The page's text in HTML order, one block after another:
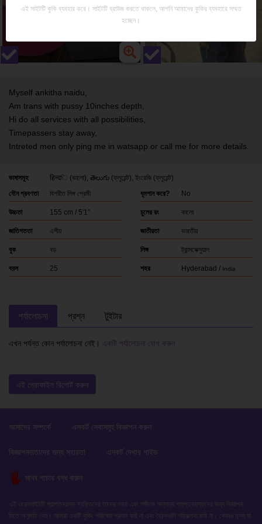
Myself ankitha naidu,
Am trans with pussy 10inches depth,
Hi do all services with all possibilities,
Timepassers stay away,
Intreted men only ping me in watsapp or call me for more details.
ভাষাসমূহ हिन्दি (ভালো) తెలుగు (ফ্লুয়েন্ট) ইংরেজি (ফ্লুয়েন্ট)
যৌন প্রবণতা
বিপরীত লিঙ্গ প্রেমী
উচ্চতা 155 cm / 5′1″
জাতিগততা এশীয়
বুক বড়
বয়স 25
ধূমপান করে? No
চুলের রং কালো
জাতীয়তা ভারতীয়
লিঙ্গ ট্রান্সসেক্সুয়াল
শহর Hyderabad / India
পর্যালোচনা প্রশ্ন টুইটার
এখন পর্যন্ত কোন পর্যালোচনা নেই। একটি পর্যালোচনা যোগ করুন
এই প্রোফাইল রিপোর্ট করুন
আমাদের সম্পর্কে এসকর্ট সেবাসমূহ বিজ্ঞাপন করুন
বিজ্ঞাপনদাতাদের জন্য সহায়তা এসকর্ট দেখার গাইড
মানব পাচার বন্ধ করুন
এই ওয়েবসাইটটি প্রাপ্তবয়স্ক ব্যক্তিদের তাদের সময় এবং সঙ্গীকে অন্যান্য প্রাপ্তবয়স্কদের জন্য বিজ্ঞাপন
দিতে অনুমতি দেয়। আমরা একটি বুকিং পরিষেবা প্রদান করি না এবং বৈঠকগুলি পরিকল্পনা করি না। কোনও মূল্য যা
এই সাইটটি কুকি ব্যবহার করে। সাইটটি ব্রাউজ করতে থাকলে, আপনি আমাদের কুকির ব্যবহারে সম্মত
হচ্ছেন।